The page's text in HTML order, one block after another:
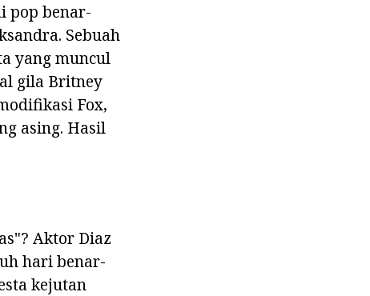
pop benar-
Sebuah
yang muncul
gila Britney
Fox,
asing. Hasil
Aktor Diaz
hari benar-
kejutan